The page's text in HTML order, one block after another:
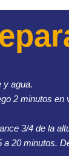
y agua.
2 minutos en
3/4 de la
20 minutos.